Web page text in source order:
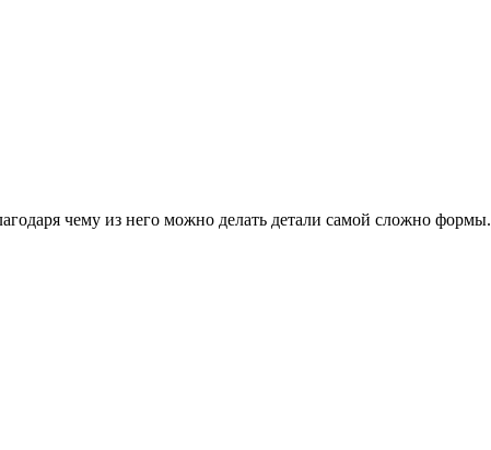
чему из него можно делать детали самой сложно формы.